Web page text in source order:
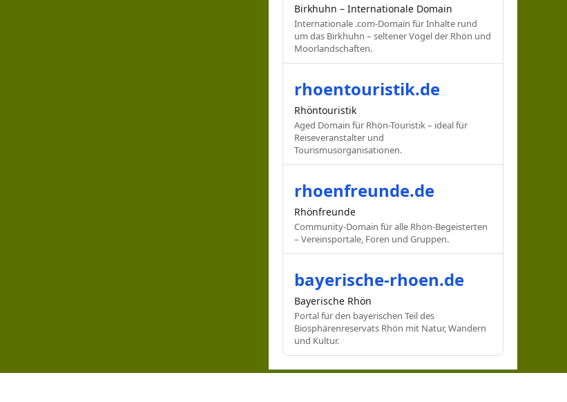
Birkhuhn – Internationale Domain
Internationale .com-Domain für Inhalte rund
um das Birkhuhn – seltener Vogel der Rhön und
Moorlandschaften.
rhoentouristik.de
Rhöntouristik
Aged Domain für Rhön-Touristik – ideal für
Reiseveranstalter und
Tourismusorganisationen.
rhoenfreunde.de
Rhönfreunde
Community-Domain für alle Rhön-Begeisterten
– Vereinsportale, Foren und Gruppen.
bayerische-rhoen.de
Bayerische Rhön
Portal für den bayerischen Teil des
Biosphärenreservats Rhön mit Natur, Wandern
und Kultur.